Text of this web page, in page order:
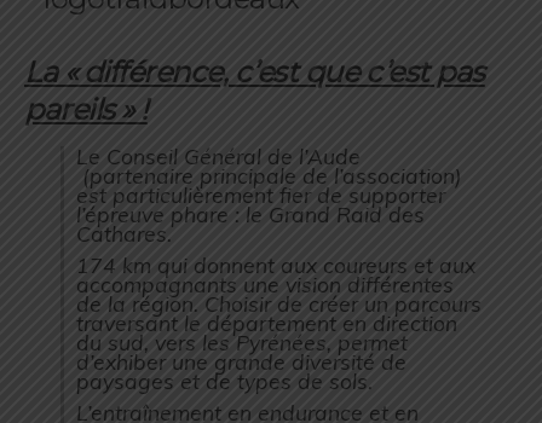
La « différence, c’est que c’est pas
pareils » !
Le Conseil Général de l’Aude
(partenaire principale de l’association)
est particulièrement fier de supporter
l’épreuve phare : le Grand Raid des
Cathares.
174 km qui donnent aux coureurs et aux
accompagnants une vision différentes
de la région. Choisir de créer un parcours
traversant le département en direction
du sud, vers les Pyrénées, permet
d’exhiber une grande diversité de
paysages et de types de sols.
L’entraînement en endurance et en